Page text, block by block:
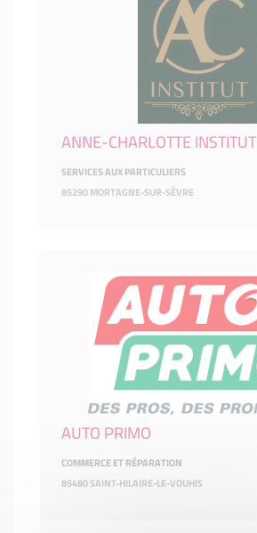
ANNE-CHARLOTTE INSTITUT
SERVICES AUX PARTICULIERS
85290 MORTAGNE-SUR-SÈVRE
AUTO PRIMO
COMMERCE ET RÉPARATION
85480 SAINT-HILAIRE-LE-VOUHIS